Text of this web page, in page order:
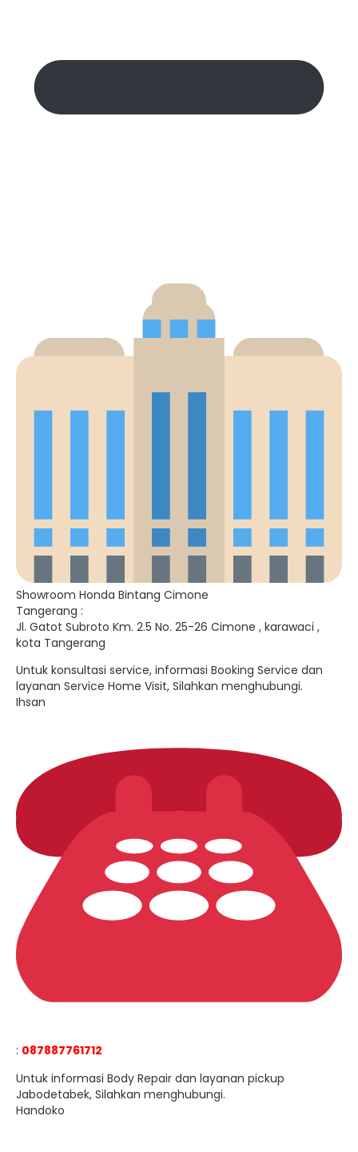
Showroom Honda Bintang Cimone
Tangerang :
Jl. Gatot Subroto Km. 2.5 No. 25-26 Cimone , karawaci ,
kota Tangerang
Untuk konsultasi service, informasi Booking Service dan
layanan Service Home Visit, Silahkan menghubungi.
Ihsan
: 087887761712
Untuk informasi Body Repair dan layanan pickup
Jabodetabek, Silahkan menghubungi.
Handoko